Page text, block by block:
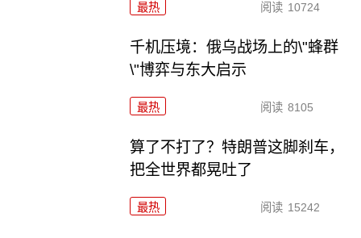
最热 阅读 10724
千机压境：俄乌战场上的\"蜂群
\"博弈与东大启示
最热 阅读 8105
算了不打了？特朗普这脚刹车，
把全世界都晃吐了
最热 阅读 15242